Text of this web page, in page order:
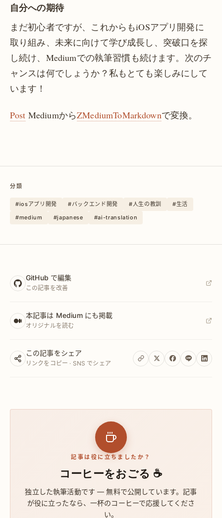
自分への期待
まだ初心者ですが、これからもiOSアプリ開発に
取り組み、未来に向けて学び成長し、突破口を探
し続け、Mediumでの執筆習慣も続けます。次のチ
ャンスは何でしょうか？私もとても楽しみにして
います！
Post MediumからZMediumToMarkdownで変換。
分類
#iosアプリ開発 #バックエンド開発 #人生の教訓
#生活
#medium
#japanese #ai-translation
GitHub で編集
この記事を改善
本記事は Medium にも掲載
オリジナルを読む
この記事をシェア
リンクをコピー · SNS でシェア
記事は役に立ちましたか？
コーヒーをおごる ☕
独立した執筆活動です — 無料で公開しています。記事
が役に立ったなら、一杯のコーヒーで応援してくださ
い。